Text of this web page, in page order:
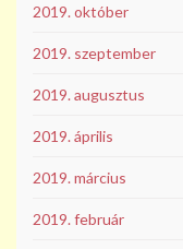
2019. október
2019. szeptember
2019. augusztus
2019. április
2019. március
2019. február